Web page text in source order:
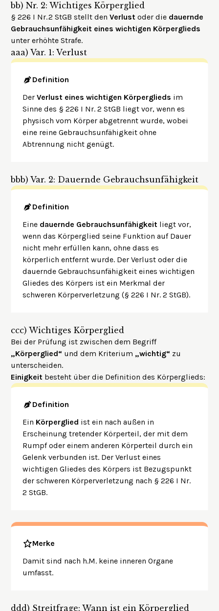
bb) Nr. 2: Wichtiges Körperglied
§ 226 I Nr. 2 StGB stellt denVerlust oder die dauernde
Gebrauchsunfähigkeit eines wichtigen Körperglieds
unter erhöhte Strafe.
aaa) Var. 1: Verlust
Definition
DerVerlust eines wichtigen Körperglieds im
Sinne des § 226 I Nr. 2 StGB liegt vor, wenn es
physisch vom Körper abgetrennt wurde, wobei
eine reine Gebrauchsunfähigkeit ohne
Abtrennung nicht genügt.
bbb) Var. 2: Dauernde Gebrauchsunfähigkeit
Definition
Eine dauernde Gebrauchsunfähigkeit liegt vor,
wenn das Körperglied seine Funktion auf Dauer
nicht mehr erfüllen kann, ohne dass es
körperlich entfernt wurde. Der Verlust oder die
dauernde Gebrauchsunfähigkeit eines wichtigen
Gliedes des Körpers ist ein Merkmal der
schweren Körperverletzung (§ 226 I Nr. 2 StGB).
ccc) Wichtiges Körperglied
Bei der Prüfung ist zwischen dem Begriff
„Körperglied“ und dem Kriterium „wichtig“ zu
unterscheiden.
Einigkeit besteht über die Definition des Körperglieds:
Definition
Ein Körperglied ist ein nach außen in
Erscheinung tretender Körperteil, der mit dem
Rumpf oder einem anderen Körperteil durch ein
Gelenk verbunden ist. Der Verlust eines
wichtigen Gliedes des Körpers ist Bezugspunkt
der schweren Körperverletzung nach § 226 I Nr.
2 StGB.
Merke
Damit sind nach h.M. keine inneren Organe
umfasst.
ddd) Streitfrage: Wann ist ein Körperglied